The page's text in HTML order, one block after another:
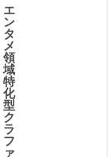
エ
ン
タ
メ
領
域
特
化
型
ク
ラ
フ
ァ